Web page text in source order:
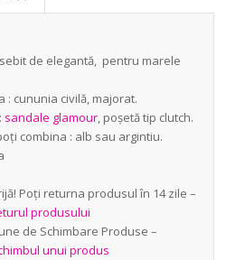
de elegantă, pentru marele
: cununia civilă, majorat.
sandale glamour, poșetă tip clutch.
combina : alb sau argintiu.
Poți returna produsul în 14 zile –
produsului
de Schimbare Produse –
unui produs